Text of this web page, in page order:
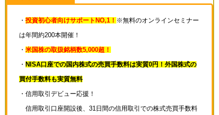
・ 投資初心者向けサポートNO,1！ ※無料のオンラインセミナー
は年間約200本開催！
・ 米国株の取扱銘柄数5,000超！
・ NISA口座での国内株式の売買手数料は実質0円！外国株式の
買付手数料も実質無料
・信用取引デビュー応援！
信用取引口座開設後、31日間の信用取引での株式売買手数料